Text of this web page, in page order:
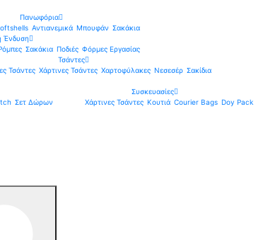
Πανωφόρια
Αντιανεμικά Μπουφάν Σακάκια
Ένδυση
Σακάκια Ποδιές Φόρμες Εργασίας
Τσάντες
Τσάντες Χάρτινες Τσάντες Χαρτοφύλακες Νεσεσέρ Σακίδια
Σετ Δώρων
Συσκευασίες
Χάρτινες Τσάντες Κουτιά Courier Bags Doy Pack